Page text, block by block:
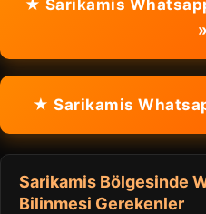
★ Sarikamis
»
★ Sarikamis
Sarikamis Bölgesinde
Bilinmesi Gerekenler